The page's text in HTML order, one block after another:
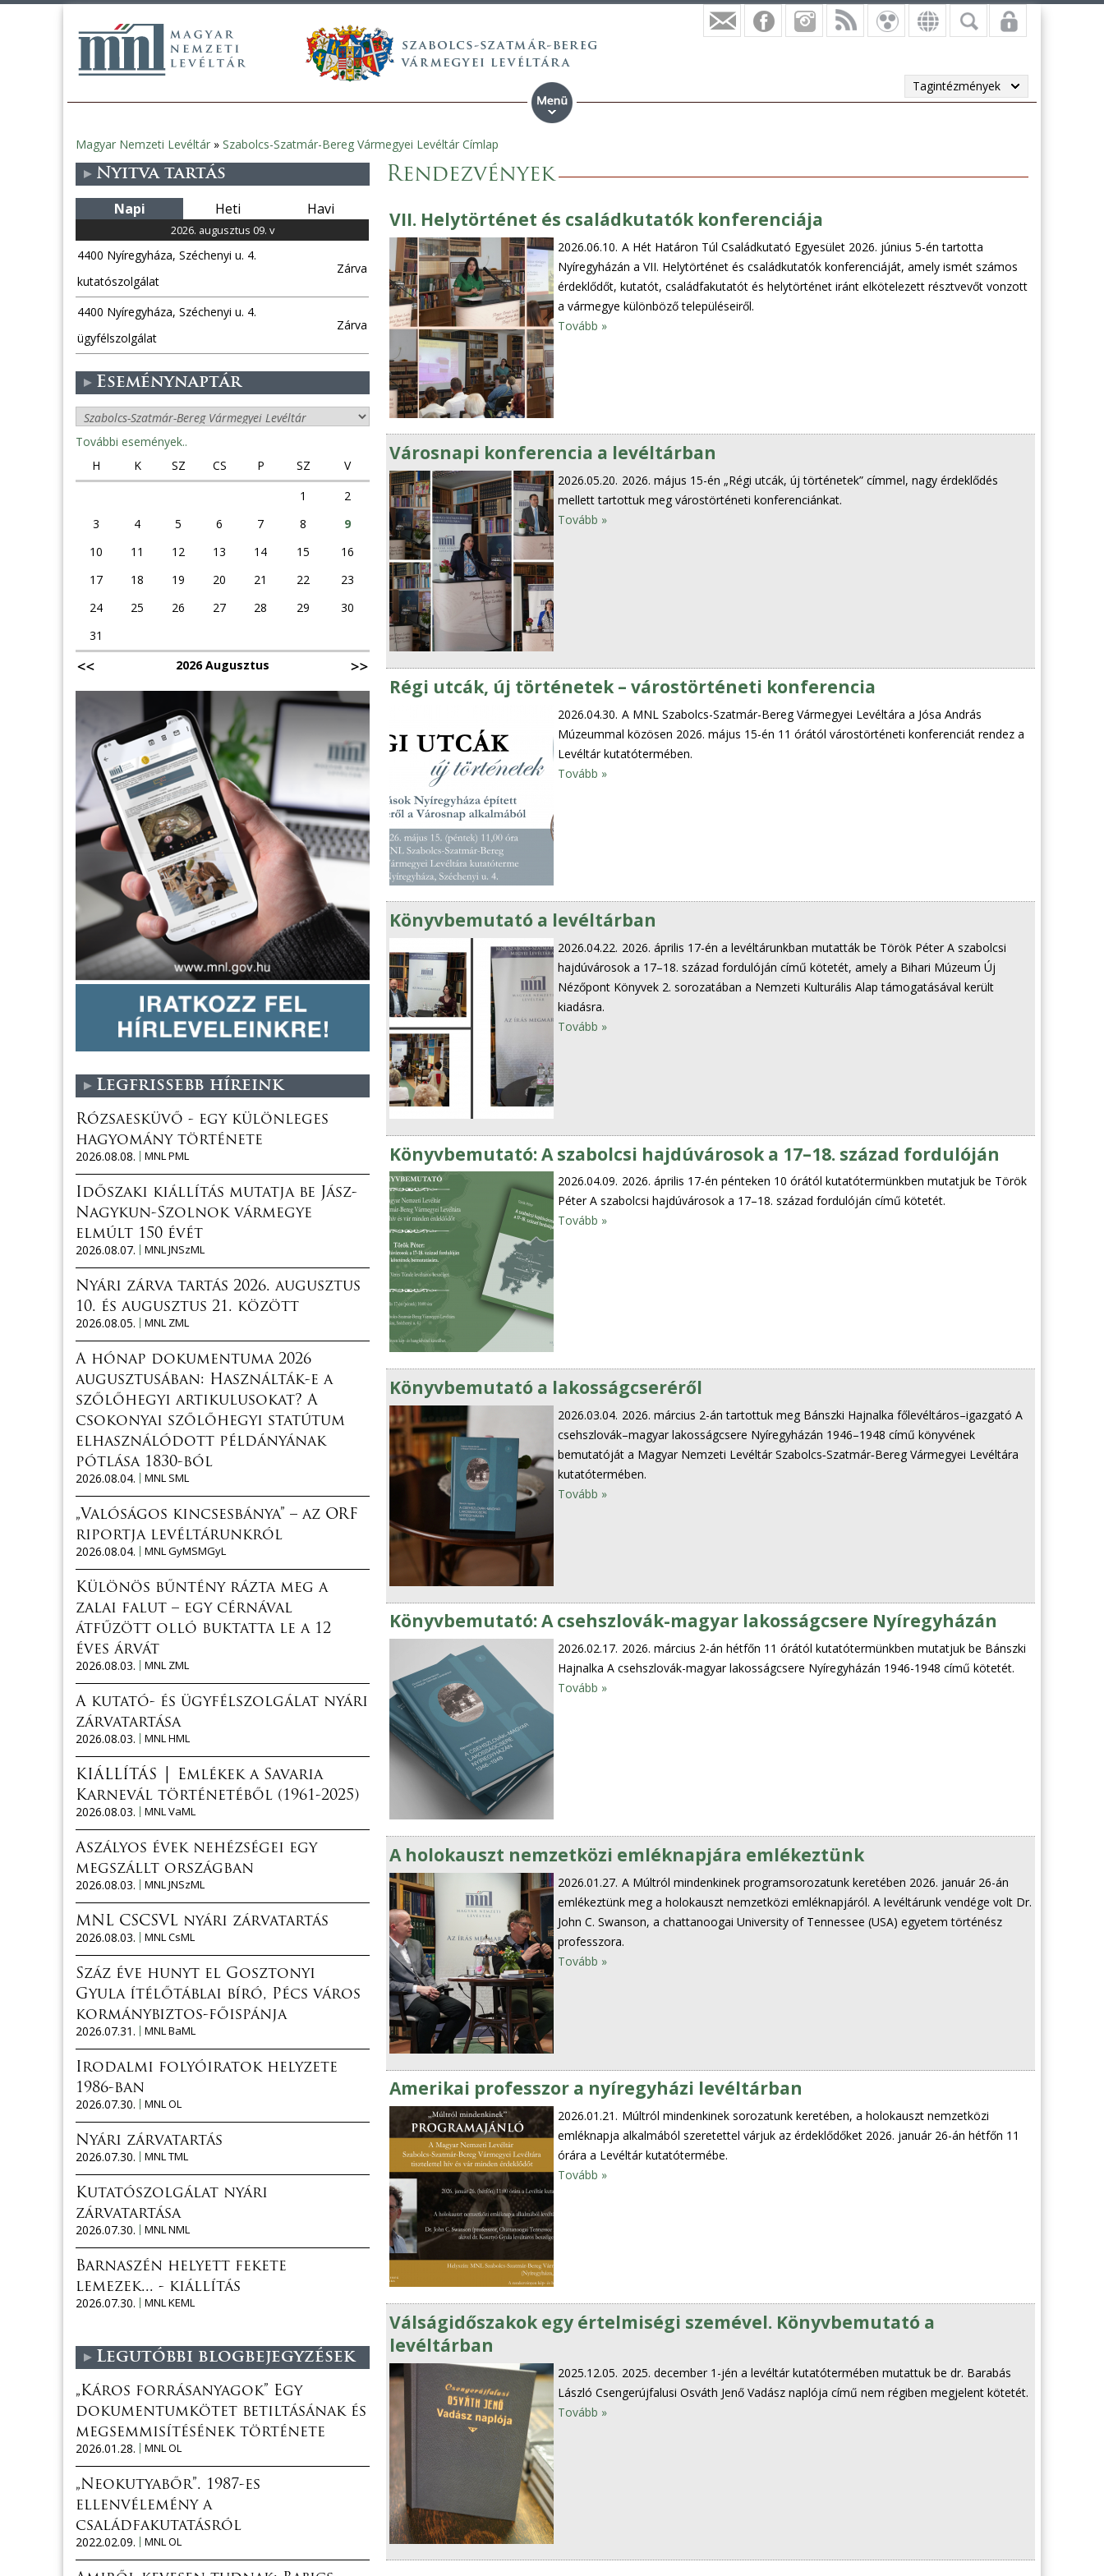
Tagintézmények
Jelenlegi
hely
Magyar Nemzeti Levéltár » Szabolcs-Szatmár-Bereg Vármegyei Levéltár Címlap
Rendezvények
VII. Helytörténet és családkutatók konferenciája
2026.06.10. A Hét Határon Túl Családkutató Egyesület 2026. június 5-én tartotta
Nyíregyházán a VII. Helytörténet és családkutatók konferenciáját, amely ismét számos
érdeklődőt, kutatót, családfakutatót és helytörténet iránt elkötelezett résztvevőt vonzott
a vármegye különböző településeiről.
Tovább »
Városnapi konferencia a levéltárban
2026.05.20. 2026. május 15-én „Régi utcák, új történetek” címmel, nagy érdeklődés
mellett tartottuk meg várostörténeti konferenciánkat.
Tovább »
Régi utcák, új történetek – várostörténeti konferencia
2026.04.30. A MNL Szabolcs-Szatmár-Bereg Vármegyei Levéltára a Jósa András
Múzeummal közösen 2026. május 15-én 11 órától várostörténeti konferenciát rendez a
Levéltár kutatótermében.
Tovább »
Könyvbemutató a levéltárban
2026.04.22. 2026. április 17-én a levéltárunkban mutatták be Török Péter A szabolcsi
hajdúvárosok a 17–18. század fordulóján című kötetét, amely a Bihari Múzeum Új
Nézőpont Könyvek 2. sorozatában a Nemzeti Kulturális Alap támogatásával került
kiadásra.
Tovább »
Könyvbemutató: A szabolcsi hajdúvárosok a 17–18. század fordulóján
2026.04.09. 2026. április 17-én pénteken 10 órától kutatótermünkben mutatjuk be Török
Péter A szabolcsi hajdúvárosok a 17–18. század fordulóján című kötetét.
Tovább »
Könyvbemutató a lakosságcseréről
2026.03.04. 2026. március 2-án tartottuk meg Bánszki Hajnalka főlevéltáros–igazgató A
csehszlovák–magyar lakosságcsere Nyíregyházán 1946–1948 című könyvének
bemutatóját a Magyar Nemzeti Levéltár Szabolcs‑Szatmár‑Bereg Vármegyei Levéltára
kutatótermében.
Tovább »
Könyvbemutató: A csehszlovák-magyar lakosságcsere Nyíregyházán
2026.02.17. 2026. március 2-án hétfőn 11 órától kutatótermünkben mutatjuk be Bánszki
Hajnalka A csehszlovák-magyar lakosságcsere Nyíregyházán 1946-1948 című kötetét.
Tovább »
A holokauszt nemzetközi emléknapjára emlékeztünk
2026.01.27. A Múltról mindenkinek programsorozatunk keretében 2026. január 26-án
emlékeztünk meg a holokauszt nemzetközi emléknapjáról. A levéltárunk vendége volt Dr.
John C. Swanson, a chattanoogai University of Tennessee (USA) egyetem történész
professzora.
Tovább »
Amerikai professzor a nyíregyházi levéltárban
2026.01.21. Múltról mindenkinek sorozatunk keretében, a holokauszt nemzetközi
emléknapja alkalmából szeretettel várjuk az érdeklődőket 2026. január 26-án hétfőn 11
órára a Levéltár kutatótermébe.
Tovább »
Válságidőszakok egy értelmiségi szemével. Könyvbemutató a
levéltárban
2025.12.05. 2025. december 1-jén a levéltár kutatótermében mutattuk be dr. Barabás
László Csengerújfalusi Osváth Jenő Vadász naplója című nem régiben megjelent kötetét.
Tovább »
Nyitva tartás
Napi Heti Havi
2026. augusztus 09. v
4400 Nyíregyháza, Széchenyi u. 4.
kutatószolgálat
Zárva
4400 Nyíregyháza, Széchenyi u. 4.
ügyfélszolgálat
Zárva
Eseménynaptár
További események..
H
K SZ CS P SZ
V
1
2
3
4 5 6 7 8
9
10
11 12 13 14 15
16
17
18 19 20 21 22
23
24
25 26 27 28 29
30
31
2026 Augusztus
Legfrissebb híreink
Rózsaesküvő - egy különleges
hagyomány története
2026.08.08.
MNL PML
Időszaki kiállítás mutatja be Jász-
Nagykun-Szolnok vármegye
elmúlt 150 évét
2026.08.07.
MNL JNSzML
Nyári zárva tartás 2026. augusztus
10. és augusztus 21. között
2026.08.05.
MNL ZML
A hónap dokumentuma 2026
augusztusában: Használták-e a
szőlőhegyi artikulusokat? A
csokonyai szőlőhegyi statútum
elhasználódott példányának
pótlása 1830-ból
2026.08.04.
MNL SML
„Valóságos kincsesbánya” – az ORF
riportja levéltárunkról
2026.08.04.
MNL GyMSMGyL
Különös bűntény rázta meg a
zalai falut – egy cérnával
átfűzött olló buktatta le a 12
éves árvát
2026.08.03.
MNL ZML
A kutató- és ügyfélszolgálat nyári
zárvatartása
2026.08.03.
MNL HML
KIÁLLÍTÁS │ Emlékek a Savaria
Karnevál történetéből (1961-2025)
2026.08.03.
MNL VaML
Aszályos évek nehézségei egy
megszállt országban
2026.08.03.
MNL JNSzML
MNL CSCSVL nyári zárvatartás
2026.08.03.
MNL CsML
Száz éve hunyt el Gosztonyi
Gyula ítélőtáblai bíró, Pécs város
kormánybiztos-főispánja
2026.07.31.
MNL BaML
Irodalmi folyóiratok helyzete
1986-ban
2026.07.30.
MNL OL
Nyári zárvatartás
2026.07.30.
MNL TML
Kutatószolgálat nyári
zárvatartása
2026.07.30.
MNL NML
Barnaszén helyett fekete
lemezek... - kiállítás
2026.07.30.
MNL KEML
Legutóbbi blogbejegyzések
„Káros forrásanyagok” Egy
dokumentumkötet betiltásának és
megsemmisítésének története
2026.01.28.
MNL OL
„Neokutyabőr”. 1987-es
ellenvélemény a
családfakutatásról
2022.02.09.
MNL OL